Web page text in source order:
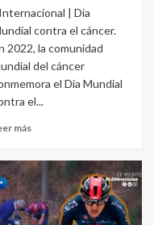
| Dia
contra el cáncer.
2022, la comunidad
del cáncer
el Día Mundial
el...
más